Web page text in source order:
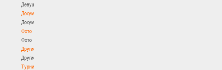
Девушки
Документы
Документы
Фото
Фото
Другие
Другие
Турнир